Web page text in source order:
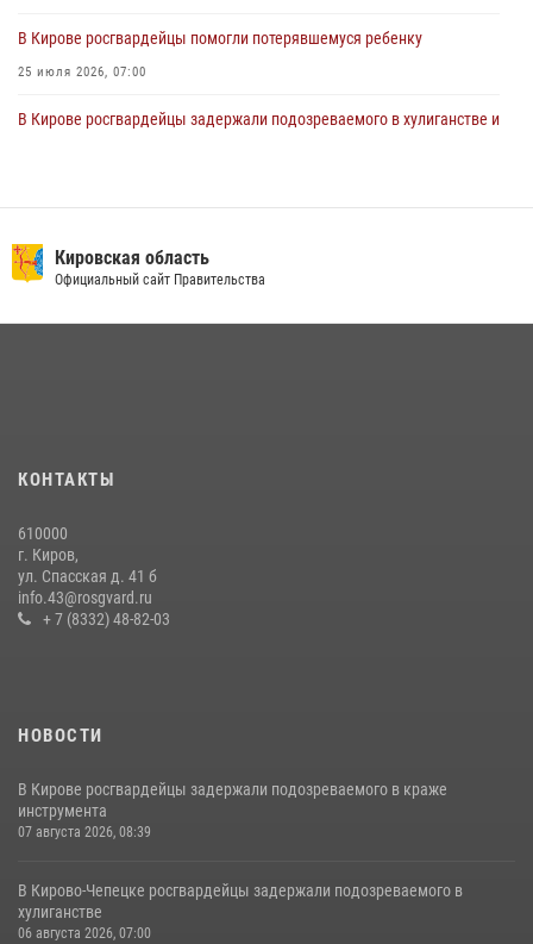
В Кирове росгвардейцы помогли потерявшемуся ребенку
25 июля 2026, 07:00
В Кирове росгвардейцы задержали подозреваемого в хулиганстве и
вневедомственную охрану и поступления в ведомственные вузы
22 июля 2026, 14:51 1 2
молодоженов
Кировские росгвардейцы задержали неоднократно судимую
гражданку, подозреваемую в краже
21 июля 2026, 08:20
Кировская область
Официальный сайт Правительства
КОНТАКТЫ
610000
г. Киров,
ул. Спасская д. 41 б
info.43@rosgvard.ru
+ 7 (8332) 48-82-03
НОВОСТИ
В Кирове росгвардейцы задержали подозреваемого в краже
инструмента
07 августа 2026, 08:39
В Кирово-Чепецке росгвардейцы задержали подозреваемого в
хулиганстве
06 августа 2026, 07:00